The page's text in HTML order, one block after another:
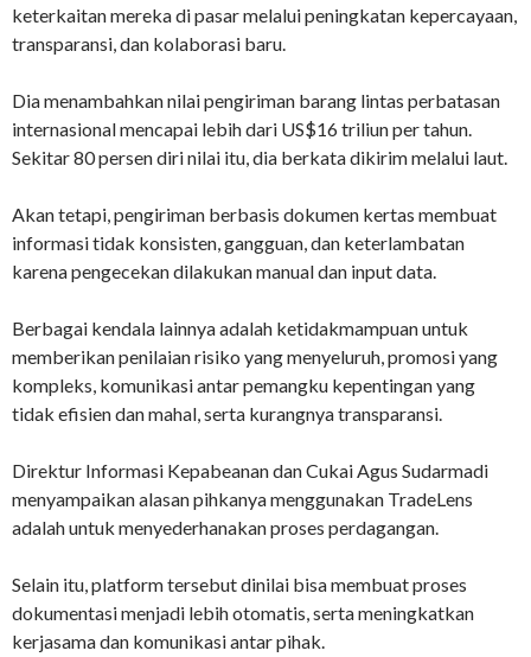
keterkaitan mereka di pasar melalui peningkatan kepercayaan,
transparansi, dan kolaborasi baru.
Dia menambahkan nilai pengiriman barang lintas perbatasan
internasional mencapai lebih dari US$16 triliun per tahun.
Sekitar 80 persen diri nilai itu, dia berkata dikirim melalui laut.
Akan tetapi, pengiriman berbasis dokumen kertas membuat
informasi tidak konsisten, gangguan, dan keterlambatan
karena pengecekan dilakukan manual dan input data.
Berbagai kendala lainnya adalah ketidakmampuan untuk
memberikan penilaian risiko yang menyeluruh, promosi yang
kompleks, komunikasi antar pemangku kepentingan yang
tidak efisien dan mahal, serta kurangnya transparansi.
Direktur Informasi Kepabeanan dan Cukai Agus Sudarmadi
menyampaikan alasan pihkanya menggunakan TradeLens
adalah untuk menyederhanakan proses perdagangan.
Selain itu, platform tersebut dinilai bisa membuat proses
dokumentasi menjadi lebih otomatis, serta meningkatkan
kerjasama dan komunikasi antar pihak.